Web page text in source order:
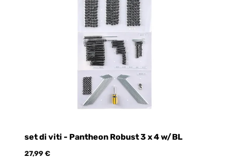
set di viti - Pantheon Robust 3 x 4 w/BL
27,99 €